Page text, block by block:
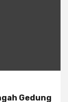
Gedung